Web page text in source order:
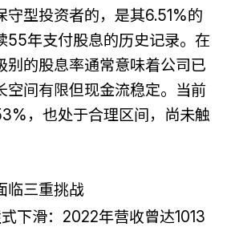
守型投资者的，是其6.51%的
55年支付股息的历史记录。在
别的股息率通常意味着公司已
空间有限但现金流稳定。当前
，也处于合理区间，尚未触
临三重挑战
下滑：2022年营收曾达1013